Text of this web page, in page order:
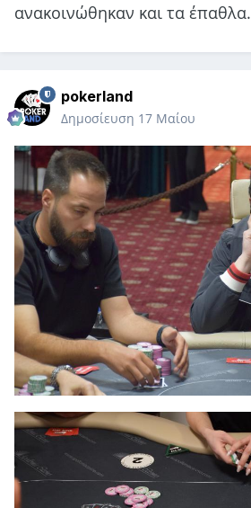
ανακοινώθηκαν και τα έπαθλα.
pokerland
Δημοσίευση 17 Μαίου